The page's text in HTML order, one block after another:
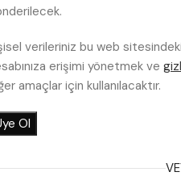
verileriniz bu web
erişimi yönetmek ve
amaçlar için kullanılacaktır.
Ol